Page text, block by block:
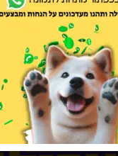
₪210.00